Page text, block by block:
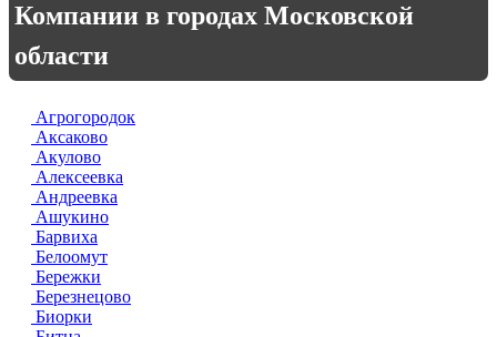
Компании в городах Московской
области
Агрогородок
Аксаково
Акулово
Алексеевка
Андреевка
Ашукино
Барвиха
Белоомут
Бережки
Березнецово
Биорки